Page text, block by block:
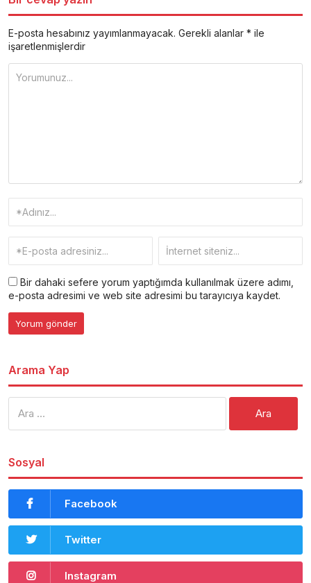
E-posta hesabınız yayımlanmayacak. Gerekli alanlar * ile
işaretlenmişlerdir
Bir dahaki sefere yorum yaptığımda kullanılmak üzere adımı,
e-posta adresimi ve web site adresimi bu tarayıcıya kaydet.
Arama Yap
Sosyal
Facebook
Twitter
Instagram